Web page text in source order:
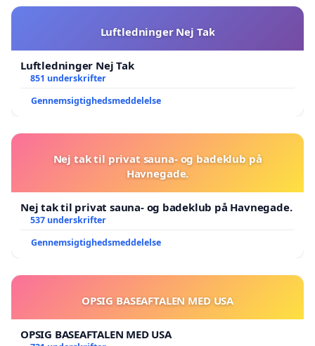
Luftledninger Nej Tak
Luftledninger Nej Tak
851 underskrifter
Gennemsigtighedsmeddelelse
Nej tak til privat sauna- og badeklub på
Havnegade.
Nej tak til privat sauna- og badeklub på Havnegade.
537 underskrifter
Gennemsigtighedsmeddelelse
OPSIG BASEAFTALEN MED USA
OPSIG BASEAFTALEN MED USA